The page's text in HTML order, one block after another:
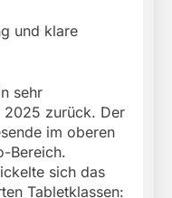
und klare
sehr
2025 zurück. Der
im oberen
Bereich.
sich das
Tabletklassen: